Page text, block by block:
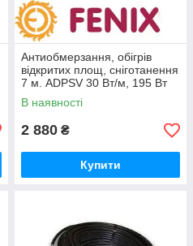
Антиобмерзання, обігрів
відкритих площ, сніготанення
7 м. ADPSV 30 Вт/м, 195 Вт
В наявності
2 880 ₴
Купити